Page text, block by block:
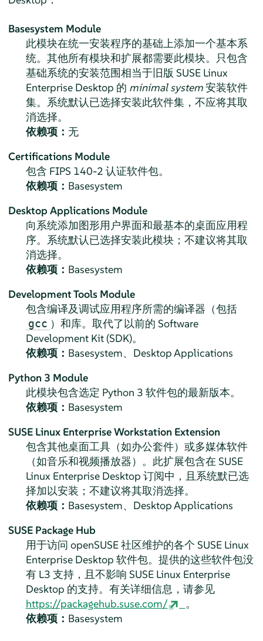
Basesystem Module
此模块在统一安装程序的基础上添加一个基本系
统。其他所有模块和扩展都需要此模块。只包含
基础系统的安装范围相当于旧版 SUSE Linux
Enterprise Desktop 的 minimal system安装软件
集。系统默认已选择安装此软件集，不应将其取
消选择。
依赖项： 无
Certifications Module
包含 FIPS 140-2 认证软件包。
依赖项： Basesystem
Desktop Applications Module
向系统添加图形用户界面和最基本的桌面应用程
序。 系统默认已选择安装此模块；不建议将其取
消选择。
依赖项： Basesystem
Development Tools Module
包含编译及调试应用程序所需的编译器（包括
gcc ）和库。取代了以前的 Software
Development Kit (SDK)。
依赖项： Basesystem、Desktop Applications
Python 3 Module
此模块包含选定 Python 3 软件包的最新版本。
依赖项： Basesystem
SUSE Linux Enterprise Workstation Extension
包含其他桌面工具（如办公套件）或多媒体软件
（如音乐和视频播放器）。此扩展包含在 SUSE
Linux Enterprise Desktop 订阅中，且系统默已选
择加以安装；不建议将其取消选择。
依赖项： Basesystem、Desktop Applications
SUSE Package Hub
用于访问 openSUSE 社区维护的各个 SUSE Linux
Enterprise Desktop 软件包。提供的这些软件包没
有 L3 支持，且不影响 SUSE Linux Enterprise
Desktop 的支持。有关详细信息，请参见
https://packagehub.suse.com/
。
依赖项： Basesystem